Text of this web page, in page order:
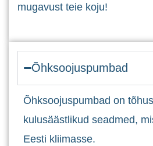
mugavust teie koju!
Õhksoojuspumbad
Õhksoojuspumbad on
kulusäästlikud seadmed,
Eesti kliimasse.